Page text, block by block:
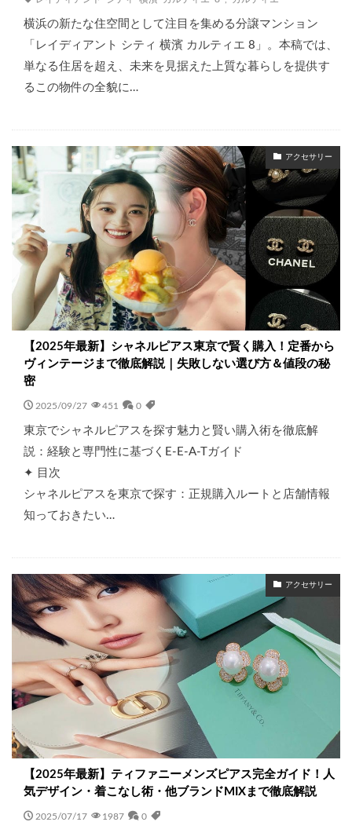
横浜の新たな住空間として注目を集める分譲マンション
「レイディアント シティ 横濱 カルティエ 8」。本稿では、
単なる住居を超え、未来を見据えた上質な暮らしを提供す
るこの物件の全貌に…
アクセサリー
【2025年最新】シャネルピアス東京で賢く購入！定番から
ヴィンテージまで徹底解説｜失敗しない選び方＆値段の秘
密
2025/09/27 451 0
東京でシャネルピアスを探す魅力と賢い購入術を徹底解
説：経験と専門性に基づくE-E-A-Tガイド
✦ 目次
シャネルピアスを東京で探す：正規購入ルートと店舗情報
知っておきたい…
アクセサリー
【2025年最新】ティファニーメンズピアス完全ガイド！人
気デザイン・着こなし術・他ブランドMIXまで徹底解説
2025/07/17 1987 0